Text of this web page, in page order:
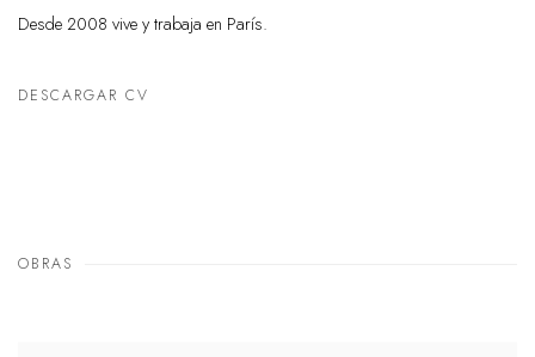
Desde 2008 vive y trabaja en París.
DESCARGAR CV
OBRAS